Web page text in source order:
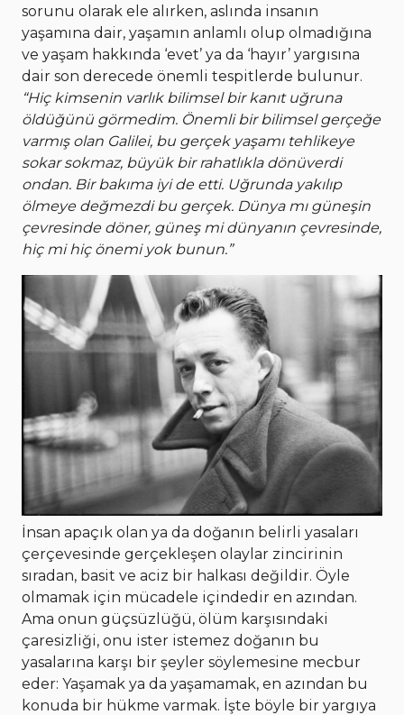
sorunu olarak ele alırken, aslında insanın
yaşamına dair, yaşamın anlamlı olup olmadığına
ve yaşam hakkında ‘evet’ ya da ‘hayır’ yargısına
dair son derecede önemli tespitlerde bulunur.
“Hiç kimsenin varlık bilimsel bir kanıt uğruna
öldüğünü görmedim. Önemli bir bilimsel gerçeğe
varmış olan Galilei, bu gerçek yaşamı tehlikeye
sokar sokmaz, büyük bir rahatlıkla dönüverdi
ondan. Bir bakıma iyi de etti. Uğrunda yakılıp
ölmeye değmezdi bu gerçek. Dünya mı güneşin
çevresinde döner, güneş mi dünyanın çevresinde,
hiç mi hiç önemi yok bunun.”
İnsan apaçık olan ya da doğanın belirli yasaları
çerçevesinde gerçekleşen olaylar zincirinin
sıradan, basit ve aciz bir halkası değildir. Öyle
olmamak için mücadele içindedir en azından.
Ama onun güçsüzlüğü, ölüm karşısındaki
çaresizliği, onu ister istemez doğanın bu
yasalarına karşı bir şeyler söylemesine mecbur
eder: Yaşamak ya da yaşamamak, en azından bu
konuda bir hükme varmak. İşte böyle bir yargıya